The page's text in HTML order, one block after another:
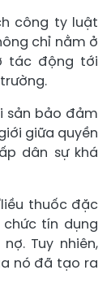
công ty luật
chỉ nằm ở
tác động tới
sản bảo đảm
giữa quyền
dân sự khá
thuốc đặc
tín dụng
Tuy nhiên,
nó đã tạo ra